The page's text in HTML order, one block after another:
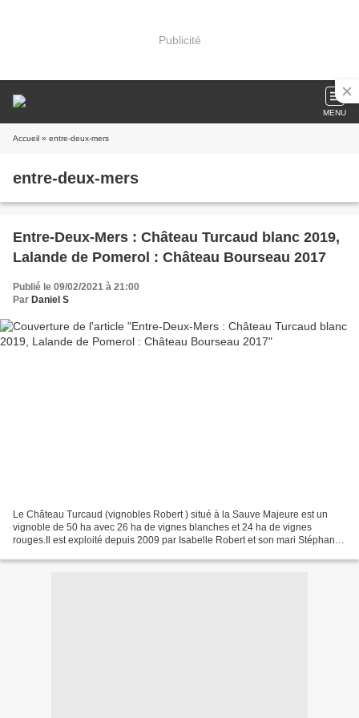
Publicité
MENU
Accueil » entre-deux-mers
entre-deux-mers
Entre-Deux-Mers : Château Turcaud blanc 2019,
Lalande de Pomerol : Château Bourseau 2017
Publié le 09/02/2021 à 21:00
Par Daniel S
Le Château Turcaud (vignobles Robert ) situé à la Sauve Majeure est un
vignoble de 50 ha avec 26 ha de vignes blanches et 24 ha de vignes
rouges.Il est exploité depuis 2009 par Isabelle Robert et son mari Stéphane